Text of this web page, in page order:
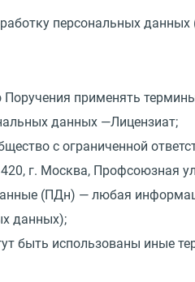
персональных данных
Поручения применять
данных —Лицензиат;
с ограниченной
г. Москва, Профсоюзная
(ПДн) — любая
данных);
быть использованы иные